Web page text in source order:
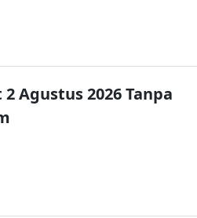
Agustus 2026 Tanpa